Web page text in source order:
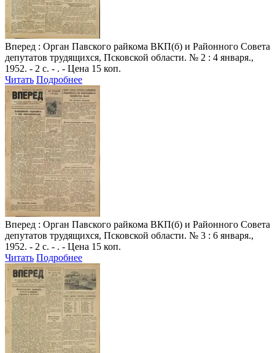
Вперед : Орган Павского райкома ВКП(б) и Районного Совета
депутатов трудящихся, Псковской области. № 2 : 4 января.,
1952. - 2 с. - . - Цена 15 коп.
Читать Подробнее
Вперед : Орган Павского райкома ВКП(б) и Районного Совета
депутатов трудящихся, Псковской области. № 3 : 6 января.,
1952. - 2 с. - . - Цена 15 коп.
Читать Подробнее